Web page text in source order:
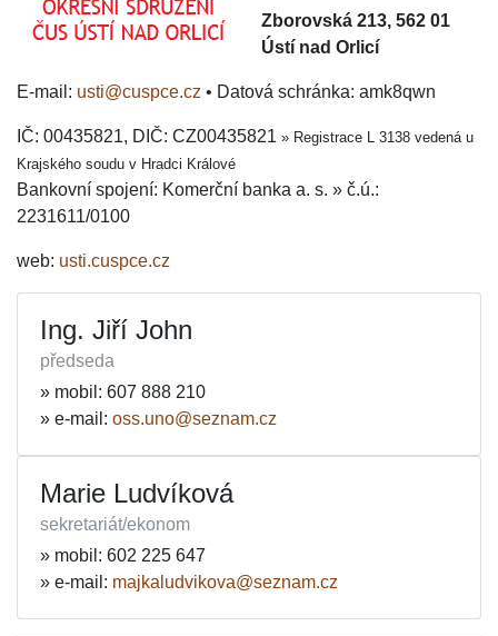
Zborovská 213, 562 01
Ústí nad Orlicí
E-mail: usti@cuspce.cz • Datová schránka: amk8qwn
IČ: 00435821, DIČ: CZ00435821 » Registrace L 3138 vedená u
Krajského soudu v Hradci Králové
Bankovní spojení: Komerční banka a. s. » č.ú.:
2231611/0100
web: usti.cuspce.cz
Ing. Jiří John
předseda
» mobil: 607 888 210
» e-mail: oss.uno@seznam.cz
Marie Ludvíková
sekretariát/ekonom
» mobil: 602 225 647
» e-mail: majkaludvikova@seznam.cz